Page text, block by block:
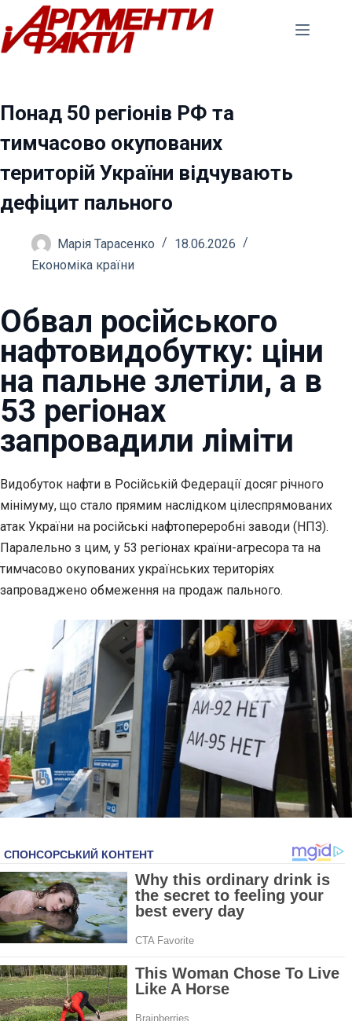
Перейти
до
вмісту
Понад 50 регіонів РФ та
тимчасово окупованих
територій України відчувають
дефіцит пального
Марія Тарасенко
18.06.2026
Економіка країни
Обвал російського
нафтовидобутку: ціни
на пальне злетіли, а в
53 регіонах
запровадили ліміти
Видобуток нафти в Російській Федерації досяг річного
мінімуму, що стало прямим наслідком цілеспрямованих
атак України на російські нафтопереробні заводи (НПЗ).
Паралельно з цим, у 53 регіонах країни-агресора та на
тимчасово окупованих українських територіях
запроваджено обмеження на продаж пального.